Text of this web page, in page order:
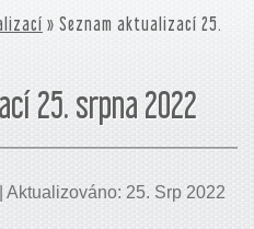
» Seznam aktualizací 25.
25. srpna 2022
Aktualizováno: 25. Srp 2022